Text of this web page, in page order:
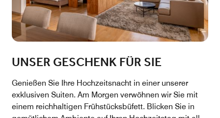
UNSER GESCHENK FÜR SIE
Genießen Sie Ihre Hochzeitsnacht in einer unserer
exklusiven Suiten. Am Morgen verwöhnen wir Sie mit
einem reichhaltigen Frühstücksbüfett. Blicken Sie in